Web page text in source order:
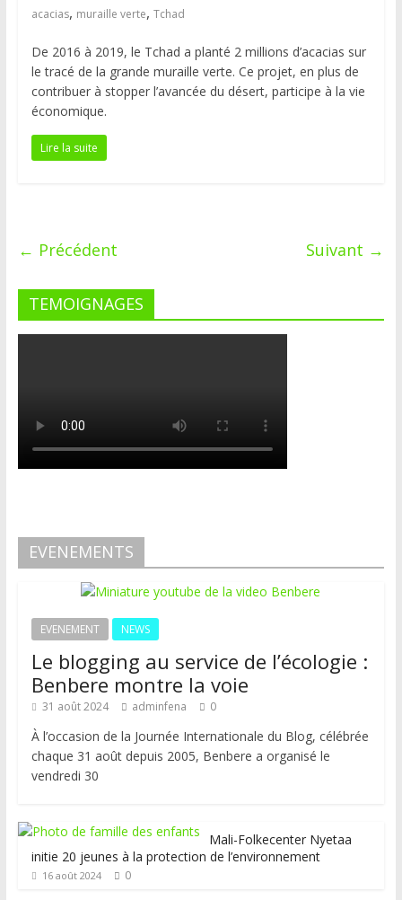
acacias, muraille verte, Tchad
De 2016 à 2019, le Tchad a planté 2 millions d’acacias sur
le tracé de la grande muraille verte. Ce projet, en plus de
contribuer à stopper l’avancée du désert, participe à la vie
économique.
Lire la suite
← Précédent Suivant →
TEMOIGNAGES
EVENEMENTS
EVENEMENT NEWS
Le blogging au service de l’écologie :
Benbere montre la voie
31 août 2024 adminfena 0
À l’occasion de la Journée Internationale du Blog, célébrée
chaque 31 août depuis 2005, Benbere a organisé le
vendredi 30
Mali-Folkecenter Nyetaa
initie 20 jeunes à la protection de l’environnement
16 août 2024 0